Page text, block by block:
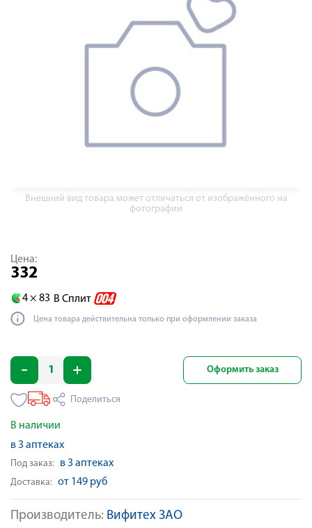
Внешний вид товара может отличаться от изображённого на
фотографии
Производитель: Вифитех ЗАО
Цена:
332
4 × 83 В Сплит
Цена товара действительна только при оформлении заказа
Оформить заказ
Поделиться
В наличии
в 3 аптеках
Под заказ: в 3 аптеках
Доставка: от 149 руб